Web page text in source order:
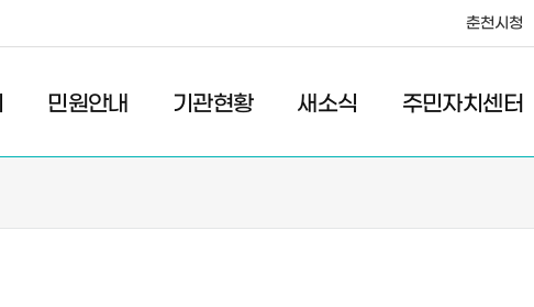
춘천시청
민원안내 기관현황 새소식 주민자치센터